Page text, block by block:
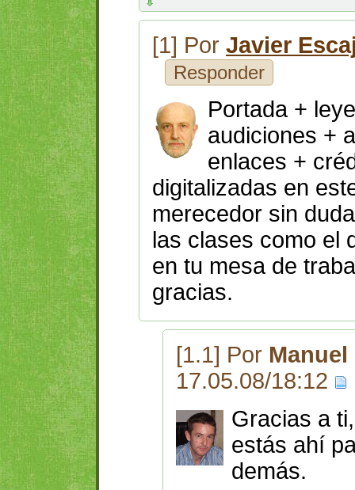
[1] Por Javier
Responder
Portada +
audiciones +
enlaces +
digitalizadas en
merecedor sin
las clases como el
en tu mesa de
gracias.
[1.1] Por
17.05.08/18:12
Gracias a
estás ahí
demás.